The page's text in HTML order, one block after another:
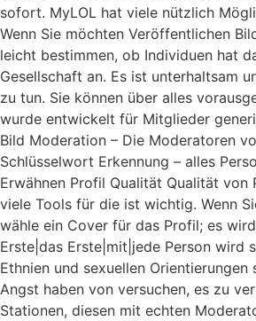
sofort. MyLOL hat viele nützlich
Wenn Sie möchten Veröffentlichen
leicht bestimmen, ob Individuen hat
Gesellschaft an. Es ist unterhaltsam
zu tun. Sie können über alles
wurde entwickelt für Mitglieder
Bild Moderation – Die Moderatoren
Schlüsselwort Erkennung – alles
Erwähnen Profil Qualität Qualität
viele Tools für die ist wichtig. Wenn
wähle ein Cover für das Profil; es
Erste|das Erste|mit|jede Person wird
Ethnien und sexuellen
Angst haben von versuchen, es zu
Stationen, diesen mit echten